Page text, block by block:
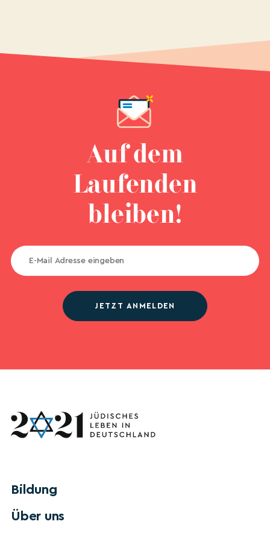
Auf dem
Laufenden
bleiben!
JETZT ANMELDEN
Bildung
Über uns